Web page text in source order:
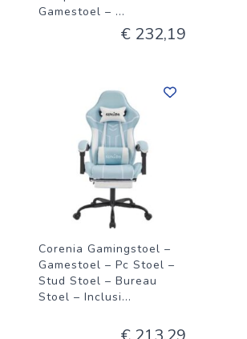
Gamestoel – ...
€ 232,19
Corenia Gamingstoel –
Gamestoel – Pc Stoel –
Stud Stoel – Bureau
Stoel – Inclusi...